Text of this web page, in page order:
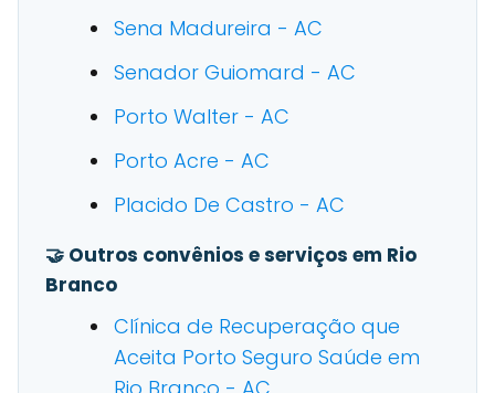
Sena Madureira - AC
Senador Guiomard - AC
Porto Walter - AC
Porto Acre - AC
Placido De Castro - AC
🤝 Outros convênios e serviços em Rio
Branco
Clínica de Recuperação que
Aceita Porto Seguro Saúde em